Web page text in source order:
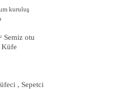
kuruluş
Semiz otu
Küfe
, Sepetci